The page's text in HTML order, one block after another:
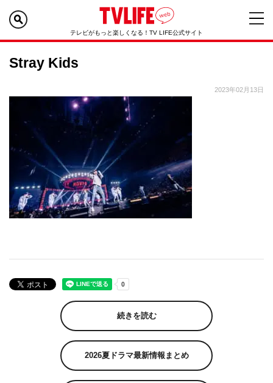
テレビがもっと楽しくなる！TV LIFE公式サイト
Stray Kids
2023年02月13日
続きを読む
2026夏ドラマ最新情報まとめ